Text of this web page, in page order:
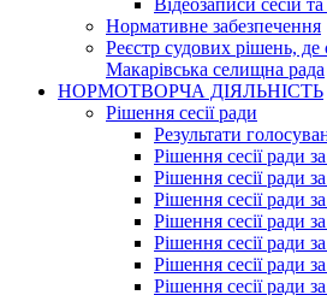
Відеозаписи сесій
Нормативне забезпечення
Реєстр судових рішень,
Макарівська селищна рада
НОРМОТВОРЧА ДІЯЛЬНІСТЬ
Рішення сесії ради
Результати
Рішення сесії ради
Рішення сесії ради
Рішення сесії ради
Рішення сесії ради
Рішення сесії ради
Рішення сесії ради
Рішення сесії ради